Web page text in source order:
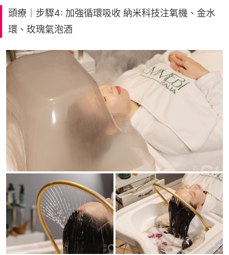
頭療｜步驟4: 加強循環吸收 納米科技注氧機、金水
環、玫瑰氣泡酒